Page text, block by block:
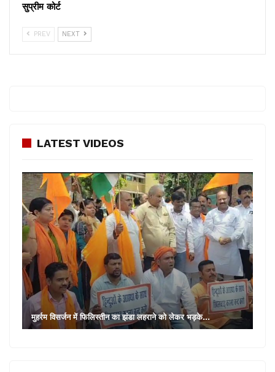
सुप्रीम कोर्ट
PREV NEXT
LATEST VIDEOS
मुहर्रम विसर्जन में फिलिस्तीन का झंडा लहराने को लेकर भड़के…